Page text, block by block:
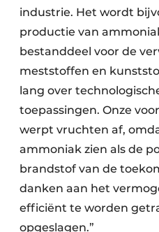
industrie. Het wordt
productie van
bestanddeel voor de
meststoffen en
lang over
toepassingen. Onze
werpt vruchten af,
ammoniak zien als de
brandstof van de
danken aan het
efficiënt te worden
opgeslagen.”